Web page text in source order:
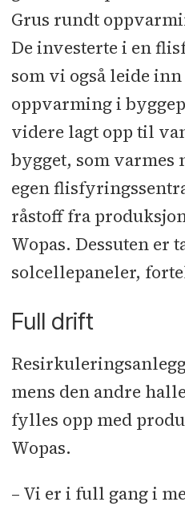
Grus rundt
De investerte i en
som vi også leide
oppvarming i
videre lagt opp til
bygget, som varmes
egen
råstoff fra
Wopas. Dessuten er
solcellepaneler,
Full drift
mens den andre
fylles opp med
Wopas.
– Vi er i full gang i